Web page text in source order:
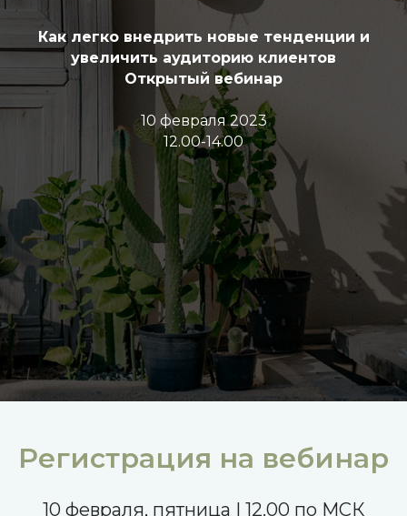
Как легко внедрить новые тенденции и
увеличить аудиторию клиентов
Открытый вебинар
10 февраля 2023
12.00-14.00
Регистрация на вебинар
10 февраля, пятница | 12.00 по МСК